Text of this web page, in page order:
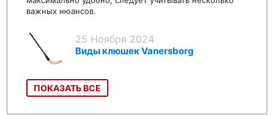
важных нюансов.
25 Ноября 2024
Виды клюшек Vanersborg
ПОКАЗАТЬ ВСЕ